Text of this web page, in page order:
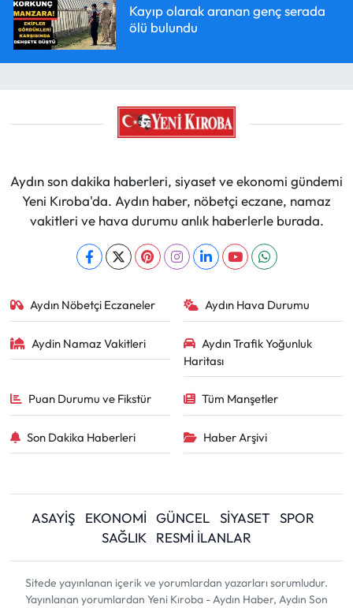
Kayıp olarak aranan genç serada
ölü bulundu
Aydın son dakika haberleri, siyaset ve ekonomi gündemi
Yeni Kıroba'da. Aydın haber, nöbetçi eczane, namaz
vakitleri ve hava durumu anlık haberlerle burada.
Aydın Nöbetçi Eczaneler Aydın Hava Durumu
Aydin Namaz Vakitleri
Aydın Trafik Yoğunluk
Haritası
Puan Durumu ve Fikstür Tüm Manşetler
Son Dakika Haberleri Haber Arşivi
ASAYİŞ EKONOMİ GÜNCEL SİYASET
SPOR
SAĞLIK
RESMİ İLANLAR
Sitede yayınlanan içerik ve yorumlardan yazarları sorumludur.
Yayınlanan yorumlardan Yeni Kıroba - Aydın Haber, Aydın Son